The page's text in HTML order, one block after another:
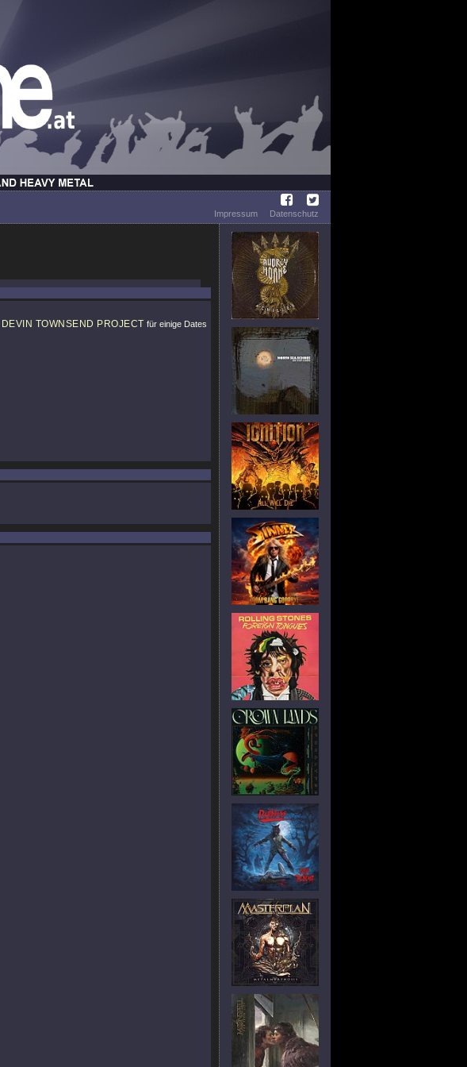
Impressum
Datenschutz
DEVIN TOWNSEND PROJECT für einige Dates